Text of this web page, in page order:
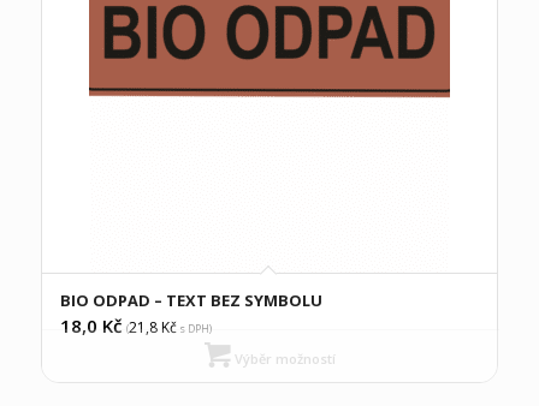
BIO ODPAD – TEXT BEZ SYMBOLU
18,0 Kč (21,8Kčs DPH)
Výběr možností